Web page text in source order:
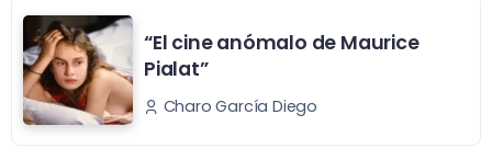
“El cine anómalo de Maurice
Pialat”
Charo García Diego